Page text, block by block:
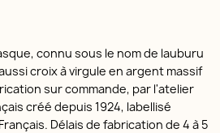
connu sous le nom de lauburu
croix à virgule en argent massif
sur commande, par l'atelier
créé depuis 1924, labellisé
Délais de fabrication de 4 à 5